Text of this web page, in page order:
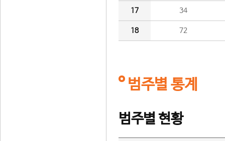
17 34
18 72
범주별 통계
범주별 현황